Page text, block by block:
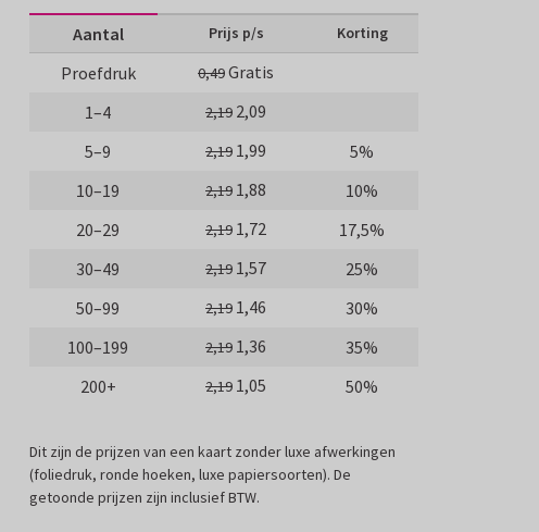
Aantal Prijs p/s Korting
Proefdruk 0,49Gratis
1–4
2,19 2,09
5–9
2,19 1,99
5%
10–19
2,19 1,88
10%
20–29
2,19 1,72
17,5%
30–49
2,19 1,57
25%
50–99
2,19 1,46
30%
100–199
2,19 1,36
35%
200+
2,19 1,05 50%
Dit zijn de prijzen van een kaart zonder luxe afwerkingen
(foliedruk, ronde hoeken, luxe papiersoorten). De
getoonde prijzen zijn inclusief BTW.